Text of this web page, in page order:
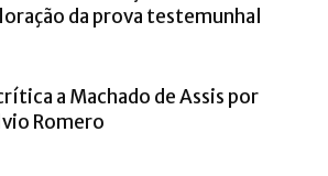
da prova testemunhal
a Machado de Assis por
Romero